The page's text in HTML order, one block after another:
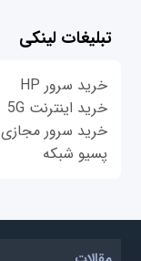
تبلیغات لینکی
خرید سرور HP
خرید اینترنت 5G
خرید سرور مجازی
پسیو شبکه